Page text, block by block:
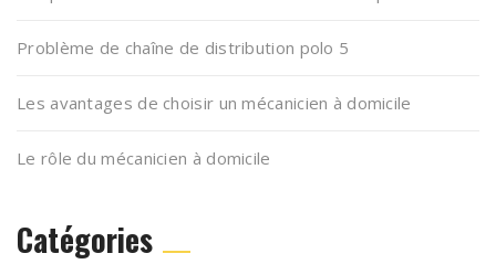
Problème de chaîne de distribution polo 5
Les avantages de choisir un mécanicien à domicile
Le rôle du mécanicien à domicile
Catégories